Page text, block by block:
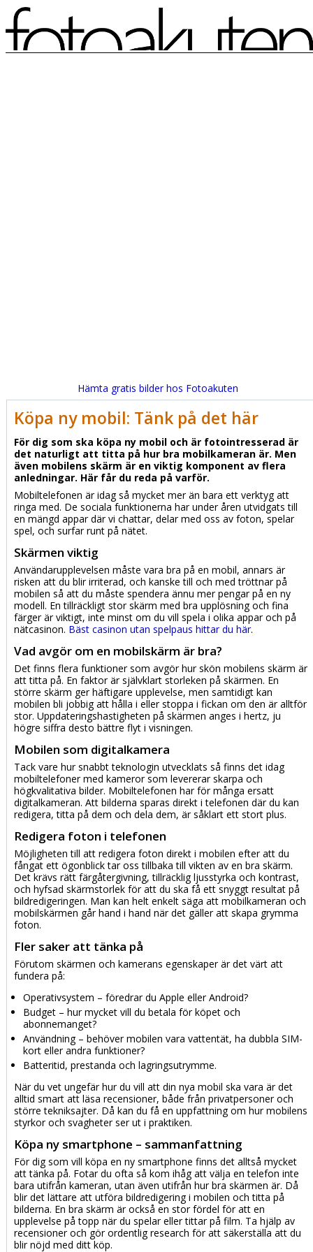
Hämta gratis bilder hos Fotoakuten
Köpa ny mobil: Tänk på det här
För dig som ska köpa ny mobil och är fotointresserad är
det naturligt att titta på hur bra mobilkameran är. Men
även mobilens skärm är en viktig komponent av flera
anledningar. Här får du reda på varför.
Mobiltelefonen är idag så mycket mer än bara ett verktyg att
ringa med. De sociala funktionerna har under åren utvidgats till
en mängd appar där vi chattar, delar med oss av foton, spelar
spel, och surfar runt på nätet.
Skärmen viktig
Användarupplevelsen måste vara bra på en mobil, annars är
risken att du blir irriterad, och kanske till och med tröttnar på
mobilen så att du måste spendera ännu mer pengar på en ny
modell. En tillräckligt stor skärm med bra upplösning och fina
färger är viktigt, inte minst om du vill spela i olika appar och på
nätcasinon. Bäst casinon utan spelpaus hittar du här.
Vad avgör om en mobilskärm är bra?
Det finns flera funktioner som avgör hur skön mobilens skärm är
att titta på. En faktor är självklart storleken på skärmen. En
större skärm ger häftigare upplevelse, men samtidigt kan
mobilen bli jobbig att hålla i eller stoppa i fickan om den är alltför
stor. Uppdateringshastigheten på skärmen anges i hertz, ju
högre siffra desto bättre flyt i visningen.
Mobilen som digitalkamera
Tack vare hur snabbt teknologin utvecklats så finns det idag
mobiltelefoner med kameror som levererar skarpa och
högkvalitativa bilder. Mobiltelefonen har för många ersatt
digitalkameran. Att bilderna sparas direkt i telefonen där du kan
redigera, titta på dem och dela dem, är såklart ett stort plus.
Redigera foton i telefonen
Möjligheten till att redigera foton direkt i mobilen efter att du
fångat ett ögonblick tar oss tillbaka till vikten av en bra skärm.
Det krävs rätt färgåtergivning, tillräcklig ljusstyrka och kontrast,
och hyfsad skärmstorlek för att du ska få ett snyggt resultat på
bildredigeringen. Man kan helt enkelt säga att mobilkameran och
mobilskärmen går hand i hand när det gäller att skapa grymma
foton.
Fler saker att tänka på
Förutom skärmen och kamerans egenskaper är det värt att
fundera på:
Operativsystem – föredrar du Apple eller Android?
Budget – hur mycket vill du betala för köpet och
abonnemanget?
Användning – behöver mobilen vara vattentät, ha dubbla SIM-
kort eller andra funktioner?
Batteritid, prestanda och lagringsutrymme.
När du vet ungefär hur du vill att din nya mobil ska vara är det
alltid smart att läsa recensioner, både från privatpersoner och
större tekniksajter. Då kan du få en uppfattning om hur mobilens
styrkor och svagheter ser ut i praktiken.
Köpa ny smartphone – sammanfattning
För dig som vill köpa en ny smartphone finns det alltså mycket
att tänka på. Fotar du ofta så kom ihåg att välja en telefon inte
bara utifrån kameran, utan även utifrån hur bra skärmen är. Då
blir det lättare att utföra bildredigering i mobilen och titta på
bilderna. En bra skärm är också en stor fördel för att en
upplevelse på topp när du spelar eller tittar på film. Ta hjälp av
recensioner och gör ordentlig research för att säkerställa att du
blir nöjd med ditt köp.